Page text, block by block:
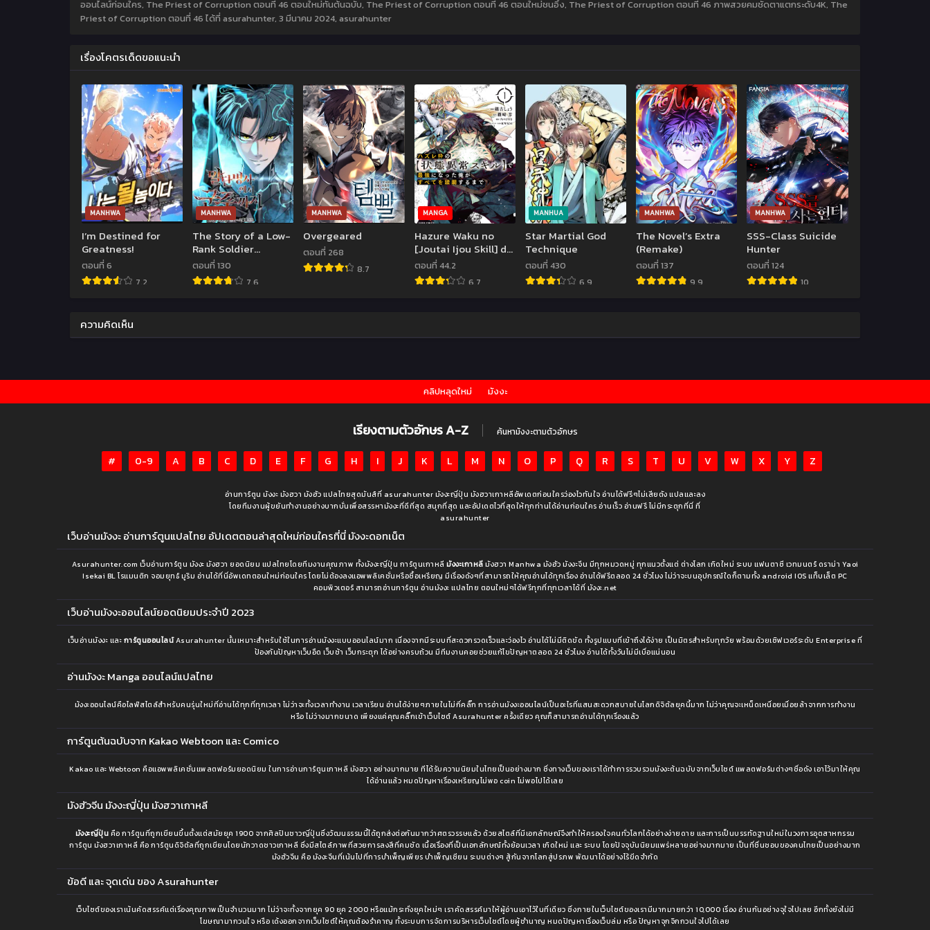
ออนไลน์ก่อนใคร, The Priest of Corruption ตอนที่ 46 ตอนใหม่ทันต้นฉบับ, The Priest of Corruption ตอนที่ 46 ตอนใหม่ชนอิ้ง, The Priest of Corruption ตอนที่ 46 ภาพสวยคมชัดตาแตกระดับ4K, The
Priest of Corruption ตอนที่ 46 ได้ที่ asurahunter, 3 มีนาคม 2024, asurahunter
เรื่องโคตรเด็ดขอแนะนำ
MANHWA
I’m Destined for
Greatness!
ตอนที่ 6
7.2
MANHWA
The Story of a Low-
Rank Soldier
Becoming a
Monarch
ตอนที่ 130
7.6
MANHWA
Overgeared
ตอนที่ 268
8.7
MANGA
Hazure Waku no
[Joutai Ijou Skill] de
Saikyou ni Natta
Ore ga Subete wo
Juurin Suru made
ตอนที่ 44.2
6.7
MANHUA
Star Martial God
Technique
ตอนที่ 430
6.9
MANHWA
The Novel’s Extra
(Remake)
ตอนที่ 137
9.9
MANHWA
SSS-Class Suicide
Hunter
ตอนที่ 124
10
ความคิดเห็น
คลิปหลุดใหม่ มังงะ
เรียงตามตัวอักษร A-Z ค้นหามังงะตามตัวอักษร
# 0-9 A B C D E F G H I J K L M N O P Q R S T U V W X Y Z
อ่านการ์ตูน มังงะ มังฮวา มังฮัว แปลไทยสุดมันส์ที่ asurahunter มังงะญี่ปุ่น มังฮวาเกาหลีอัพเดตก่อนใครว่องไวทันใจ อ่านได้ฟรีๆไม่เสียตัง แปลและลง
โดยทีมงานผู้ขยันทำงานอย่างบากบั่นเพื่อสรรหามังงะที่ดีที่สุด สนุกที่สุด และอัปเดตไวที่สุดให้ทุกท่านได้อ่านก่อนใคร อ่านเร็ว อ่านฟรี ไม่มีกระตุกที่นี่ ที่
asurahunter
เว็บอ่านมังงะ อ่านการ์ตูนแปลไทย อัปเดตตอนล่าสุดใหม่ก่อนใครที่นี่ มังงะดอทเน็ต
Asurahunter.com เว็บอ่านการ์ตูน มังงะ มังฮวา ยอดนิยม แปลไทยโดยทีมงานคุณภาพ ทั้งมังงะญี่ปุ่น การ์ตูนเกาหลี มังงะเกาหลี มังฮวา Manhwa มังฮัว มังงะจีน มีทุกหมวดหมู่ ทุกแนวตั้งแต่ ต่างโลก เกิดใหม่ ระบบ แฟนตาซี เวทมนตร์ ดราม่า Yaoi
Isekai BL โรแมนติก จอมยุทธ์ มูริม อ่านได้ที่นี่อัพเดทตอนใหม่ก่อนใคร โดยไม่ต้องลงแอพพลิเคชั่นหรือซื้อเหรียญ มีเรื่องดังๆที่สามารถให้คุณอ่านได้ทุกเรื่อง อ่านได้ฟรีตลอด 24 ชั่วโมง ไม่ว่าจะบนอุปกรณ์ใดก็ตามทั้ง android IOS แท็บเล็ต PC
คอมพิวเตอร์ สามารถอ่านการ์ตูน อ่านมังงะ แปลไทย ตอนใหม่ๆได้ฟรีทุกที่ทุกเวลาได้ที่ มังงะ.net
เว็บอ่านมังงะออนไลน์ยอดนิยมประจำปี 2023
เว็บอ่านมังงะ และ การ์ตูนออนไลน์Asurahunter นั้นเหมาะสำหรับใช้ในการอ่านมังงะแบบออนไลน์มาก เนื่องจากมีระบบที่สะดวกรวดเร็วและว่องไว อ่านได้ไม่มีติดขัด ทั้งรูปแบบที่เข้าถึงได้ง่าย เป็นมิตรสำหรับทุกวัย พร้อมด้วยเซิฟเวอร์ระดับ Enterprise ที่
ป้องกันปัญหาเว็บอืด เว็บช้า เว็บกระตุก ได้อย่างครบถ้วน มีทีมงานคอยช่วยแก้ไขปัญหาตลอด 24 ชั่วโมง อ่านได้ทั้งวันไม่มีเบื่อแน่นอน
อ่านมังงะ Manga ออนไลน์แปลไทย
ม้งงะออนไลน์คือไลฟ์สไตล์สำหรับคนรุ่นใหม่ที่อ่านได้ทุกที่ทุกเวลา ไม่ว่าจะทั้งเวลาทำงาน เวลาเรียน อ่านได้ง่ายๆภายในไม่กี่คลิ๊ก การอ่านมังงะออนไลน์เป็นอะไรที่แสนสะดวกสบายในโลกดิจิตัลยุคนี้มาก ไม่ว่าคุณจะเหน็ดเหนื่อยเมื่อยล้าจากการทำงาน
หรือ ไม่ว่างมากขนาด เพียงแค่คุณคลิ๊กเข้าเว็บไซต์ Asurahunter ครั้งเดียว คุณก็สามารถอ่านได้ทุกเรื่องแล้ว
การ์ตูนต้นฉบับจาก Kakao Webtoon และ Comico
Kakao และ Webtoon คือแอพพลิเคชั่นแพลตฟอร์มยอดนิยม ในการอ่านการ์ตูนเกาหลี มังฮวา อย่างมากมาย ทีได้รับความนิยมในไทยเป็นอย่างมาก ซึ่งทางเว็บของเราได้ทำการรวบรวมมังงะต้นฉบับจากเว็บไซต์ แพลตฟอร์มต่างๆชื่อดัง เอาไว้มาให้คุณ
ได้อ่านแล้ว หมดปัญหาเรื่องเหรียญไม่พอ coin ไม่พอไปได้เลย
มังฮัวจีน มังงะญี่ปุ่น มังฮวาเกาหลี
มังงะญี่ปุ่น คือ การ์ตูนที่ถูกเขียนขึ้นตั้งแต่สมัยยุค 1900 จากศิลปินชาวญี่ปุ่นซึ่งวัฒนธรรมนี้ได้ถูกส่งต่อกันมากว่าศตรวรรษแล้ว ด้วยสไตล์ที่มีเอกลักษณ์จึงทำให้ครองใจคนทั่วโลกได้อย่างง่ายดาย และการเป็นบรรทัดฐานใหม่ในวงการอุตสาหกรรม
การ์ตูน มังฮวาเกาหลี คือ การ์ตูนดิจิตัลที่ถูกเขียนโดยนักวาดชาวเกาหลี ซึ่งมีสไตล์ภาพที่สวยการลงสีที่คมชัด เนื้อเรื่องที่เป็นเอกลักษณ์ทั้งย้อนเวลา เกิดใหม่ และ ระบบ โดยปัจจุบันนิยมแพร่หลายอย่างมากมาย เป็นที่ชื่นชอบของคนไทยเป็นอย่างมาก
มังฮัวจีน คือ มังงะจีนที่เน้นไปที่การบำเพ็ญเพียร บำเพ็ญเซียน ระบบต่างๆ สู้กันจากโลกสู่ปรภพ พัฒนาได้อย่างไร้ขีดจำกัด
ข้อดี และ จุดเด่น ของ Asurahunter
เว็บไซต์ของเราเน้นคัดสรรค์แต่เรื่องคุณภาพเป็นจำนวนมาก ไม่ว่าจะทั้งจากยุค 90 ยุค 2000 หรือแม้กระทั่งยุคใหม่ๆ เราคัดสรรค์มาให้ผู้อ่านเอาไว้ในที่เดียว ซึ่งภายในเว็บไซต์ของเรามีมากมายกว่า 10,000 เรื่อง อ่านกันอย่างจุใจไปเลย อีกทั้งยังไม่มี
โฆษณามากวนใจ หรือ เด้งออกจากเว็บไซต์ให้คุณต้องรำคาญ ทั้งระบบการจัดการบริหารเว็บไซต์โดยผู้ชำนาญ หมดปัญหาเรื่องเว็บล่ม หรือ ปัญหาจุกจิกกวนใจไปได้เลย